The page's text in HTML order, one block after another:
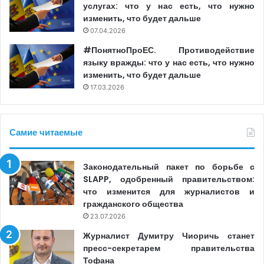
Это четвертый план действий Совета Европы для
Республики Молдова, начиная с 2013 года. В рамках
реализации предыдущего плана (на 2020-2024 годы)
Совет Европы поддержал процесс разработки и
принятия в 2023 году нового Закона о доступе к
информации, представляющей общественный интерес,
в соответствии с Конвенцией Совета Европы о доступе
в прошлом году Совет по телевидению и радио принял
методологию оценки и борьбы с риторикой ненависти
в средствах массовой информации, основанную на
руководстве, разработанном Советом Европы.
услугах: что у нас есть, что нужно
изменить, что будет дальше
07.04.2026
#ПонятноПроЕС. Противодействие
языку вражды: что у нас есть, что нужно
изменить, что будет дальше
17.03.2026
Самие читаемые
Законодательный пакет по борьбе с
SLAPP, одобренный правительством:
что изменится для журналистов и
гражданского общества
23.07.2026
Журналист Думитру Чиоричь станет
пресс-секретарем правительства
Тофана